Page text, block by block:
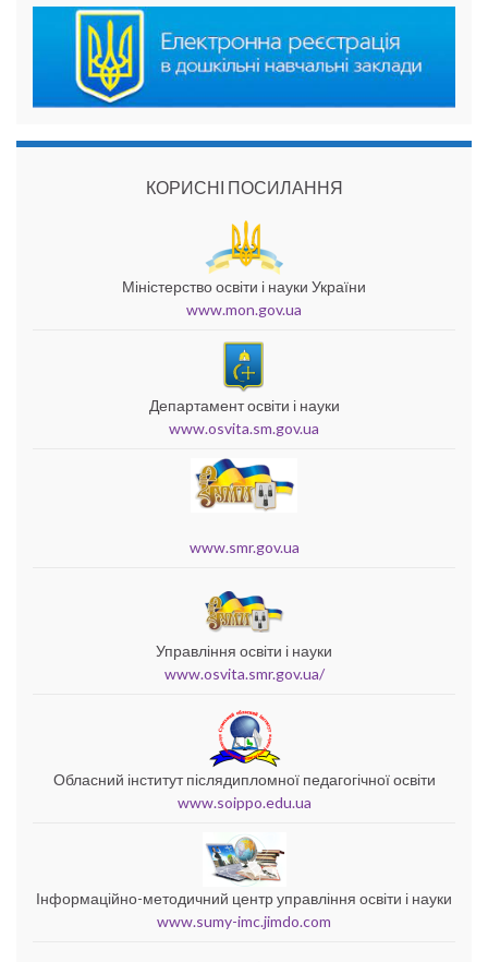
КОРИСНІ ПОСИЛАННЯ
Міністерство освіти і науки України
www.mon.gov.ua
Департамент освіти і науки
www.osvita.sm.gov.ua
www.smr.gov.ua
Управління освіти і науки
www.osvita.smr.gov.ua/
Обласний інститут післядипломної педагогічної освіти
www.soippo.edu.ua
Інформаційно-методичний центр управління освіти і науки
www.sumy-imc.jimdo.com